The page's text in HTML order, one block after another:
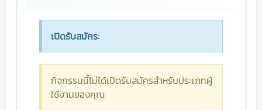
เปิดรับสมัคร:
กิจกรรมนี้ไม่ได้เปิดรับสมัครสำหรับประเภทผู้
ใช้งานของคุณ